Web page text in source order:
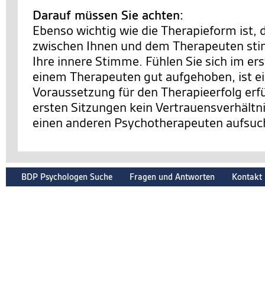
Darauf müssen Sie achten:
Ebenso wichtig wie die Therapieform ist,
zwischen Ihnen und dem Therapeuten
Ihre innere Stimme. Fühlen Sie sich im
einem Therapeuten gut aufgehoben, ist
Voraussetzung für den Therapieerfolg
ersten Sitzungen kein
einen anderen Psychotherapeuten
BDP Psychologen Suche Fragen und Antworten Kontakt